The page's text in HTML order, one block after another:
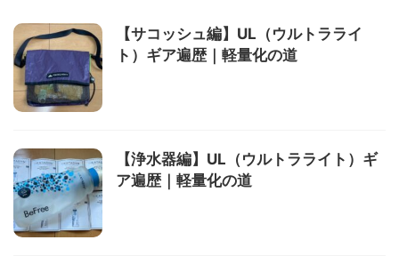
【サコッシュ編】UL（ウルトラライ
ト）ギア遍歴｜軽量化の道
【浄水器編】UL（ウルトラライト）ギ
ア遍歴｜軽量化の道